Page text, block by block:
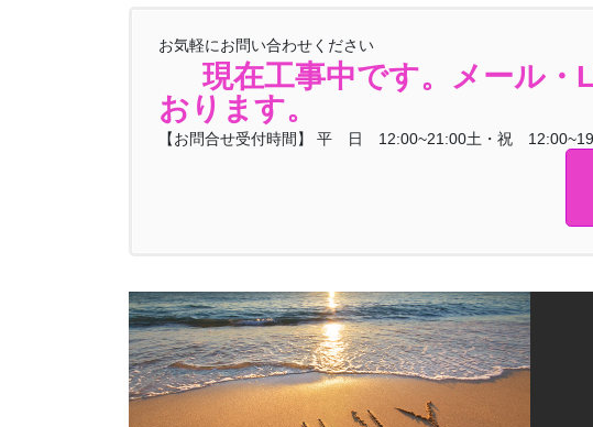
お気軽にお問い合わせください
現在工事中です。メール・
おります。
【お問合せ受付時間】 平 日 12:00~21:00土・祝